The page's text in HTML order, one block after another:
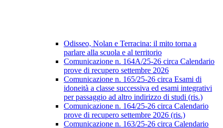
Odisseo, Nolan e Terracina: il mito torna a
parlare alla scuola e al territorio
Comunicazione n. 164A/25-26 circa Calendario
prove di recupero settembre 2026
Comunicazione n. 165/25-26 circa Esami di
idoneità a classe successiva ed esami integrativi
per passaggio ad altro indirizzo di studi (ris.)
Comunicazione n. 164/25-26 circa Calendario
prove di recupero settembre 2026 (ris.)
Comunicazione n. 163/25-26 circa Calendario